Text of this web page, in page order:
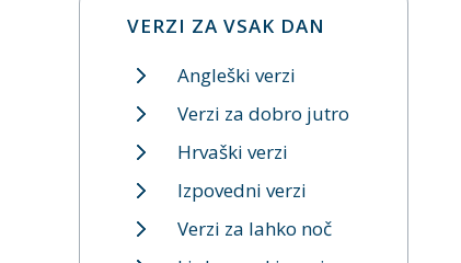
VERZI ZA VSAK DAN
Angleški verzi
Verzi za dobro jutro
Hrvaški verzi
Izpovedni verzi
Verzi za lahko noč